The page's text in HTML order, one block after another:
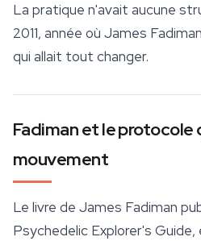
La pratique n'avait aucune
2011, année où James
qui allait tout changer.
Fadiman et le protocole
mouvement
Le livre de James Fadiman
Psychedelic Explorer's Guide,